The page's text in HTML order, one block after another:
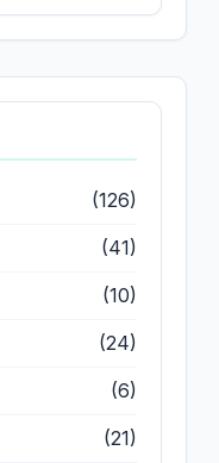
(126)
(41)
(10)
(24)
(6)
(21)